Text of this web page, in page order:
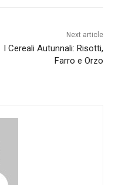
Next article
I Cereali Autunnali: Risotti,
Farro e Orzo